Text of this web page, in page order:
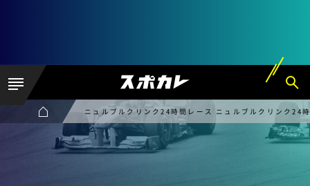
ニュルブルクリンク24時間レース ニュルブルクリンク24